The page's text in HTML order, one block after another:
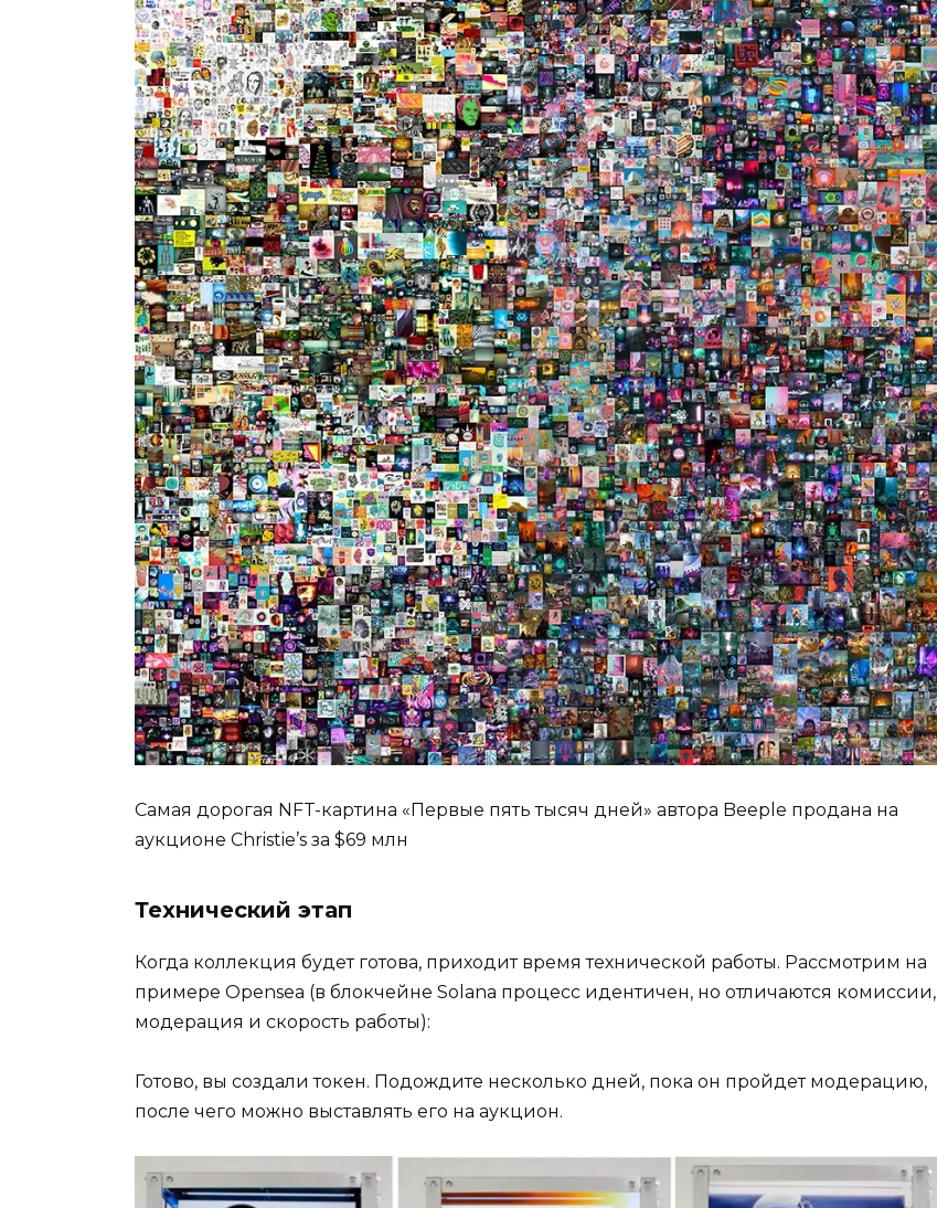
Самая дорогая NFT-картина «Первые пять тысяч дней» автора Beeple продана на
аукционе Christie’s за $69 млн
Технический этап
Когда коллекция будет готова, приходит время технической работы. Рассмотрим на
примере Opensea (в блокчейне Solana процесс идентичен, но отличаются комиссии,
модерация и скорость работы):
Готово, вы создали токен. Подождите несколько дней, пока он пройдет модерацию,
после чего можно выставлять его на аукцион.